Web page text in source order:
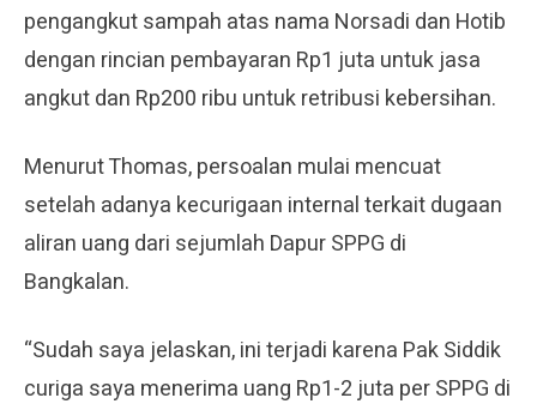
pengangkut sampah atas nama Norsadi dan Hotib
dengan rincian pembayaran Rp1 juta untuk jasa
angkut dan Rp200 ribu untuk retribusi kebersihan.
Menurut Thomas, persoalan mulai mencuat
setelah adanya kecurigaan internal terkait dugaan
aliran uang dari sejumlah Dapur SPPG di
Bangkalan.
“Sudah saya jelaskan, ini terjadi karena Pak Siddik
curiga saya menerima uang Rp1-2 juta per SPPG di